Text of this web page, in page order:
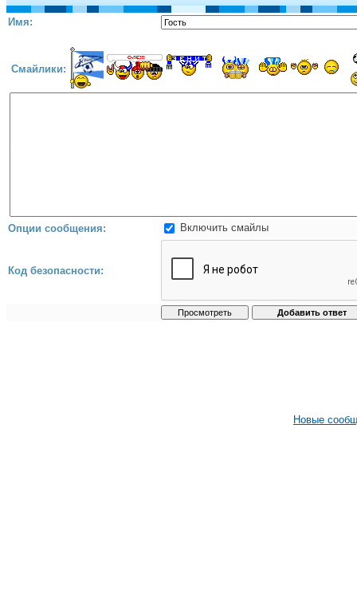
Имя:
Смайлики:
Опции сообщения: Включить смайлы
Код безопасности:
Новые